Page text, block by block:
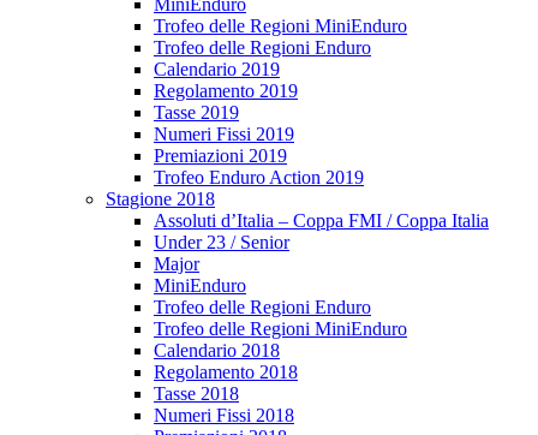
Trofeo delle Regioni MiniEnduro
Trofeo delle Regioni Enduro
Calendario 2019
Regolamento 2019
Tasse 2019
Numeri Fissi 2019
Premiazioni 2019
Trofeo Enduro Action 2019
Stagione 2018
Assoluti d’Italia – Coppa FMI / Coppa Italia
Under 23 / Senior
Major
MiniEnduro
Trofeo delle Regioni Enduro
Trofeo delle Regioni MiniEnduro
Calendario 2018
Regolamento 2018
Tasse 2018
Numeri Fissi 2018